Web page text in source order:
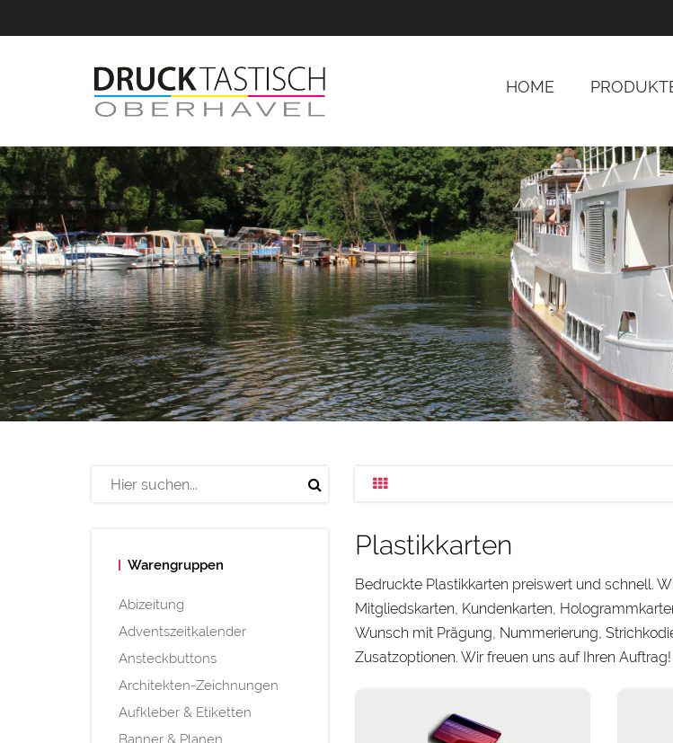
HOME
Warengruppen
Abizeitung
Adventszeitkalender
Ansteckbuttons
Architekten-Zeichnungen
Aufkleber & Etiketten
Banner & Planen
Plastikkarten
Bedruckte Plastikkarten preiswert und schnell.
Mitgliedskarten, Kundenkarten,
Wunsch mit Prägung, Nummerierung,
Zusatzoptionen. Wir freuen uns auf Ihren Auftrag!